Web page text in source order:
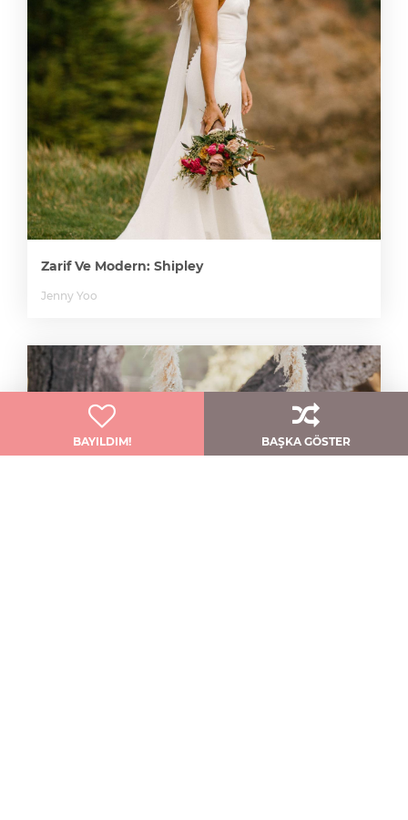
BAYILDIM! BAŞKA GÖSTER
Zarif Ve Modern: Shipley
Jenny Yoo